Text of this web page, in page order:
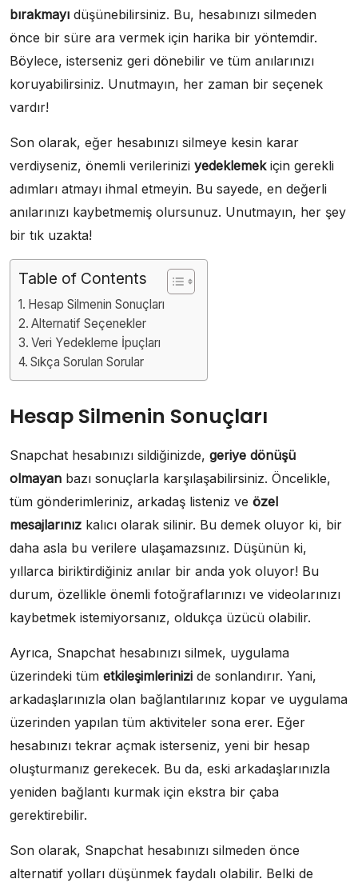
bırakmayı düşünebilirsiniz. Bu, hesabınızı silmeden
önce bir süre ara vermek için harika bir yöntemdir.
Böylece, isterseniz geri dönebilir ve tüm anılarınızı
koruyabilirsiniz. Unutmayın, her zaman bir seçenek
vardır!
Son olarak, eğer hesabınızı silmeye kesin karar
verdiyseniz, önemli verilerinizi yedeklemekiçin gerekli
adımları atmayı ihmal etmeyin. Bu sayede, en değerli
anılarınızı kaybetmemiş olursunuz. Unutmayın, her şey
bir tık uzakta!
Table of Contents
Hesap Silmenin Sonuçları
Alternatif Seçenekler
Veri Yedekleme İpuçları
Sıkça Sorulan Sorular
Hesap Silmenin Sonuçları
Snapchat hesabınızı sildiğinizde, geriye dönüşü
olmayan bazı sonuçlarla karşılaşabilirsiniz. Öncelikle,
tüm gönderimleriniz, arkadaş listeniz ve özel
mesajlarınız kalıcı olarak silinir. Bu demek oluyor ki, bir
daha asla bu verilere ulaşamazsınız. Düşünün ki,
yıllarca biriktirdiğiniz anılar bir anda yok oluyor! Bu
durum, özellikle önemli fotoğraflarınızı ve videolarınızı
kaybetmek istemiyorsanız, oldukça üzücü olabilir.
Ayrıca, Snapchat hesabınızı silmek, uygulama
üzerindeki tüm etkileşimlerinizi de sonlandırır. Yani,
arkadaşlarınızla olan bağlantılarınız kopar ve uygulama
üzerinden yapılan tüm aktiviteler sona erer. Eğer
hesabınızı tekrar açmak isterseniz, yeni bir hesap
oluşturmanız gerekecek. Bu da, eski arkadaşlarınızla
yeniden bağlantı kurmak için ekstra bir çaba
gerektirebilir.
Son olarak, Snapchat hesabınızı silmeden önce
alternatif yolları düşünmek faydalı olabilir. Belki de